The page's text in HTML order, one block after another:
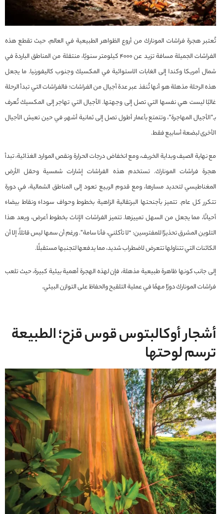
تُعتبر هجرة فراشات المونارك من أروع الظواهر الطبيعية في العالم، حيث تقطع هذه
الفراشات الجميلة مسافة تزيد عن 4000 كيلومتر سنويًا، منتقلة من المناطق الباردة في
شمال أمريكا وكندا إلى الغابات الاستوائية في المكسيك وجنوب كاليفورنيا. ما يجعل
هذه الرحلة مذهلة هو أنها تُنفذ عبر عدة أجيال من الفراشات؛ فالفراشات التي تبدأ الرحلة
غالبًا ليست هي نفسها التي تصل إلى وجهتها. الأجيال التي تهاجر إلى المكسيك تُعرف
بـ”الأجيال المهاجرة”، وتتمتع بأعمار أطول تصل إلى ثمانية أشهر، في حين تعيش الأجيال
الأخرى لبضعة أسابيع فقط.
مع نهاية الصيف وبداية الخريف، ومع انخفاض درجات الحرارة ونقص الموارد الغذائية، تبدأ
هجرة فراشات المونارك. تستخدم هذه الفراشات إشارات شمسية وحقل الأرض
المغناطيسي لتحديد مسارها، ومع قدوم الربيع تعود إلى المناطق الشمالية، في دورة
تتكرر كل عام. تتميز بأجنحتها البرتقالية الزاهية بخطوط وحواف سوداء ونقاط بيضاء
أحيانًا، مما يجعل من السهل تمييزها. تتميز الفراشات الإناث بخطوط أعرض، ويعد هذا
التلوين المشرق تحذيرًا للمفترسين: “لا تأكلني، فأنا سامة”. ورغم أن سمها ليس قاتلاً، إلا أن
الكائنات التي تتناولها تتعرض لاضطراب شديد، مما يدفعها لتجنبها مستقبلًا.
إلى جانب كونها ظاهرة طبيعية مذهلة، فإن لهذه الهجرة أهمية بيئية كبيرة، حيث تلعب
فراشات المونارك دورًا مهمًا في عملية التلقيح والحفاظ على التوازن البيئي.
أشجار أوكالبتوس قوس قزح؛ الطبيعة
ترسم لوحتها